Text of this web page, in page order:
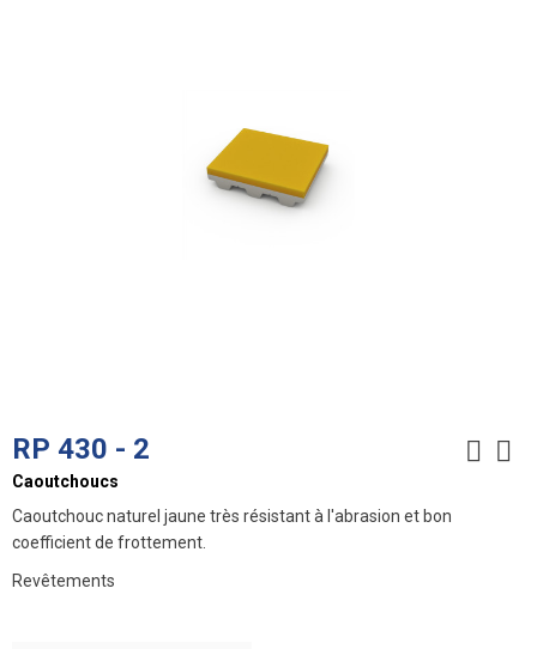
RP 430 - 2
Caoutchoucs
Caoutchouc naturel jaune très résistant à l'abrasion et bon
coefficient de frottement.
Revêtements